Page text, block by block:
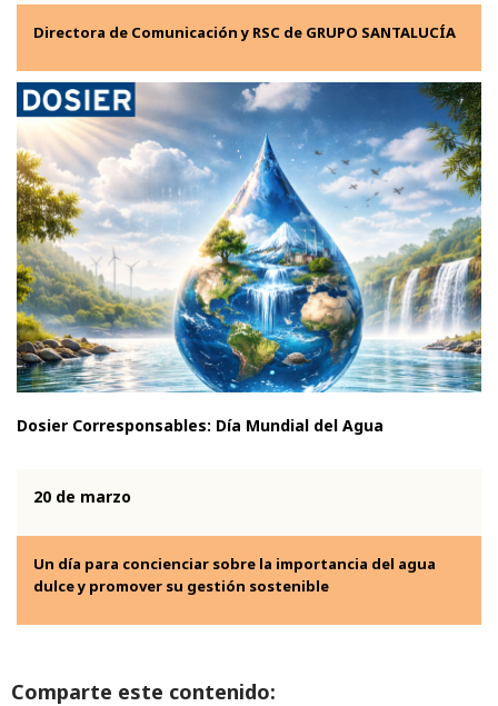
Directora de Comunicación y RSC de GRUPO SANTALUCÍA
Dosier Corresponsables: Día Mundial del Agua
20 de marzo
Un día para concienciar sobre la importancia del agua
dulce y promover su gestión sostenible
Comparte este contenido: